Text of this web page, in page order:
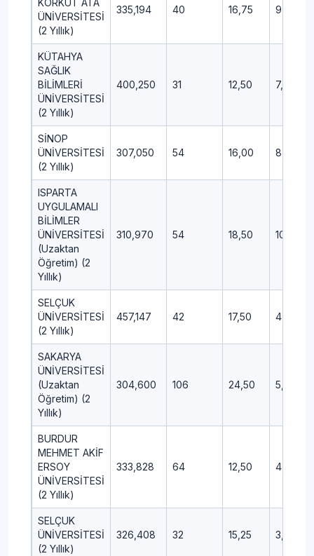
KORKUT ATA
ÜNİVERSİTESİ
(2 Yıllık)
335,194 40 16,75 9,50
KÜTAHYA
SAĞLIK
BİLİMLERİ
ÜNİVERSİTESİ
(2 Yıllık)
400,250 31 12,50 7,50
SİNOP
ÜNİVERSİTESİ
(2 Yıllık)
307,050 54 16,00 8,25
ISPARTA
UYGULAMALI
BİLİMLER
ÜNİVERSİTESİ
(Uzaktan
Öğretim) (2
Yıllık)
310,970 54 18,50 10,75
SELÇUK
ÜNİVERSİTESİ
(2 Yıllık)
457,147 42 17,50 4,25
SAKARYA
ÜNİVERSİTESİ
(Uzaktan
Öğretim) (2
Yıllık)
304,600 106 24,50 5,75
BURDUR
MEHMET AKİF
ERSOY
ÜNİVERSİTESİ
(2 Yıllık)
333,828 64 12,50 4,75
SELÇUK
ÜNİVERSİTESİ
(2 Yıllık)
326,408 32 15,25 3,25